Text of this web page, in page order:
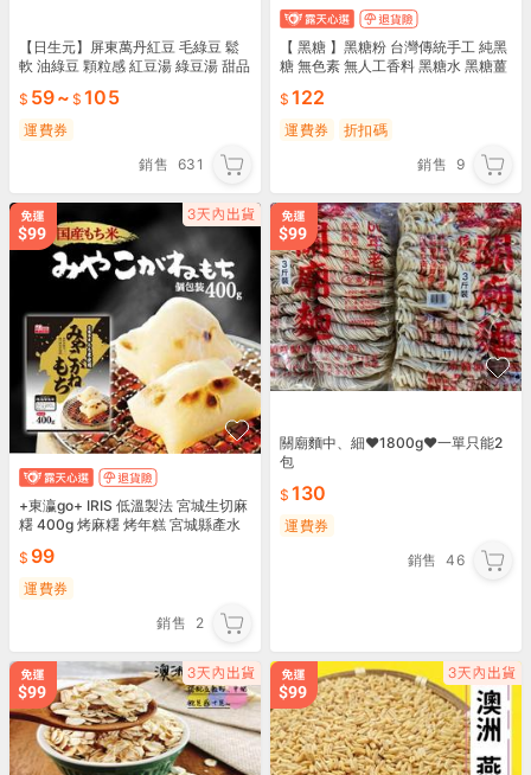
【日生元】屏東萬丹紅豆 毛綠豆 鬆
軟 油綠豆 顆粒感 紅豆湯 綠豆湯 甜品
59~ 105
運費券
銷售 631
【 黑糖 】黑糖粉 台灣傳統手工 純黑
糖 無色素 無人工香料 黑糖水 黑糖薑
售 122
運費券
折扣碼
銷售
9
+東瀛go+ IRIS 低溫製法 宮城生切麻
糬 400g 烤麻糬 烤年糕 宮城縣產水
99
運費券
銷售
2
關廟麵中、細❤️1800g❤️一單只能2
包
130
運費券
銷售 46